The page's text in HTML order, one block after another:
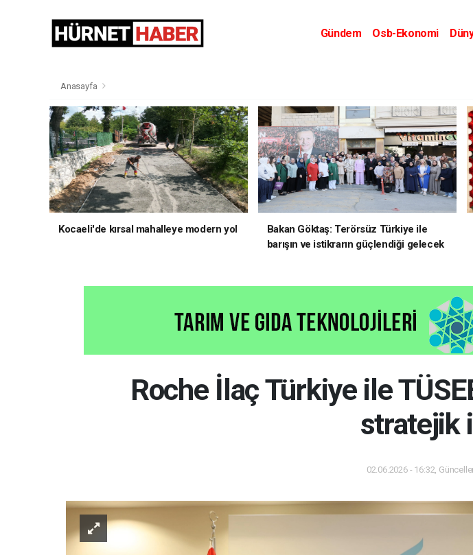
Gündem Osb-Ekonomi
Anasayfa
Kocaeli'de kırsal mahalleye modern yol
Bakan Göktaş: Terörsüz Türkiye ile
barışın ve istikrarın güçlendiği gelecek
Roche İlaç Türkiye ile
stratejik
02.06.2026 - 16:32,